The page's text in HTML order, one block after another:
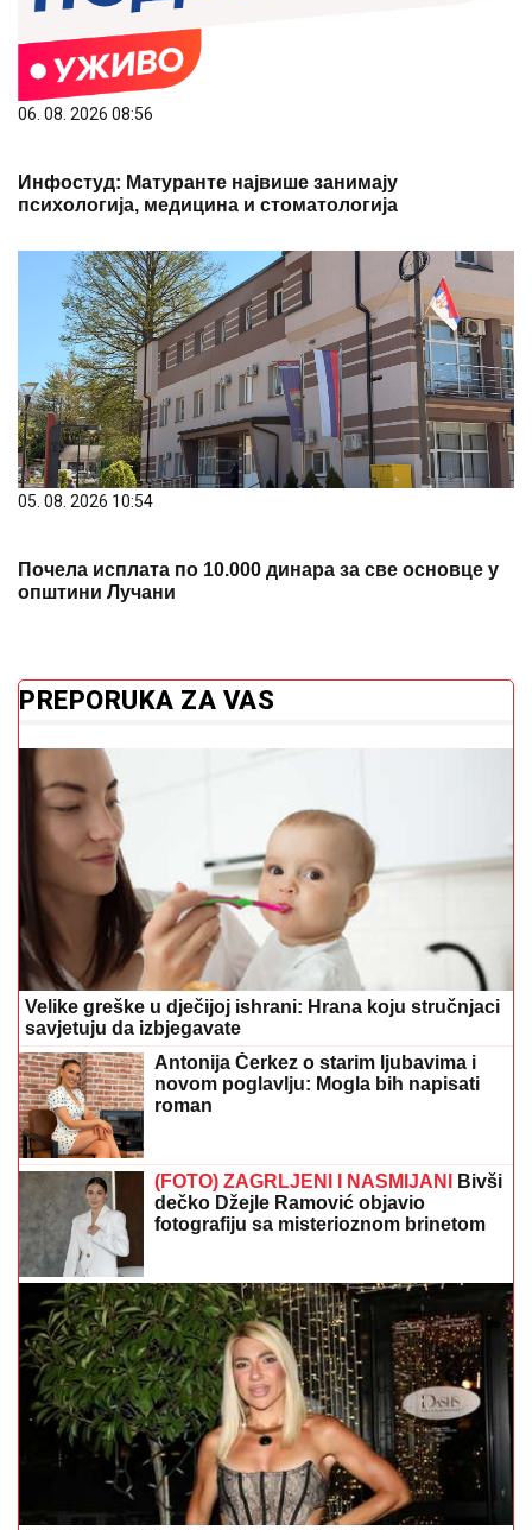
06. 08. 2026 08:56
Инфостуд: Матуранте највише занимају
психологија, медицина и стоматологија
05. 08. 2026 10:54
Почела исплата по 10.000 динара за све основце у
општини Лучани
PREPORUKA ZA VAS
Velike greške u dječijoj ishrani: Hrana koju stručnjaci
savjetuju da izbjegavate
Antonija Čerkez o starim ljubavima i
novom poglavlju: Mogla bih napisati
roman
(FOTO) ZAGRLJENI I NASMIJANI
Bivši
dečko Džejle Ramović objavio
fotografiju sa misterioznom brinetom